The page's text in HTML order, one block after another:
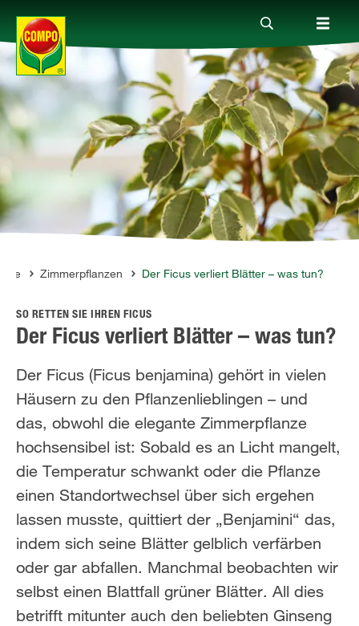
Produkte
Service
Unternehmen
Zimmerpflanzen Der Ficus verliert Blätter – was tun?
SO RETTEN SIE IHREN FICUS
Der Ficus verliert Blätter – was tun?
Der Ficus (Ficus benjamina) gehört in vielen
Häusern zu den Pflanzenlieblingen – und
das, obwohl die elegante Zimmerpflanze
hochsensibel ist: Sobald es an Licht mangelt,
die Temperatur schwankt oder die Pflanze
einen Standortwechsel über sich ergehen
lassen musste, quittiert der „Benjamini“ das,
indem sich seine Blätter gelblich verfärben
oder gar abfallen. Manchmal beobachten wir
selbst einen Blattfall grüner Blätter. All dies
betrifft mitunter auch den beliebten Ginseng